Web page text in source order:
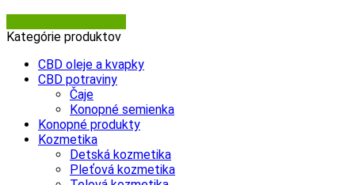
Kategórie produktov
CBD oleje a kvapky
CBD potraviny
Čaje
Konopné semienka
Konopné produkty
Kozmetika
Detská kozmetika
Pleťová kozmetika